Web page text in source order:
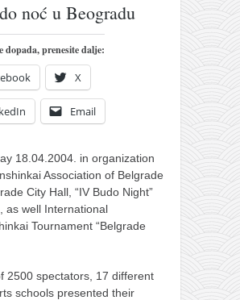
noć u Beogradu
dopada, prenesite dalje:
X
Email
18.04.2004. in organization
Association of Belgrade
City Hall, “IV Budo Night”
, as well International
Tournament “Belgrade
2500 spectators, 17 different
schools presented their